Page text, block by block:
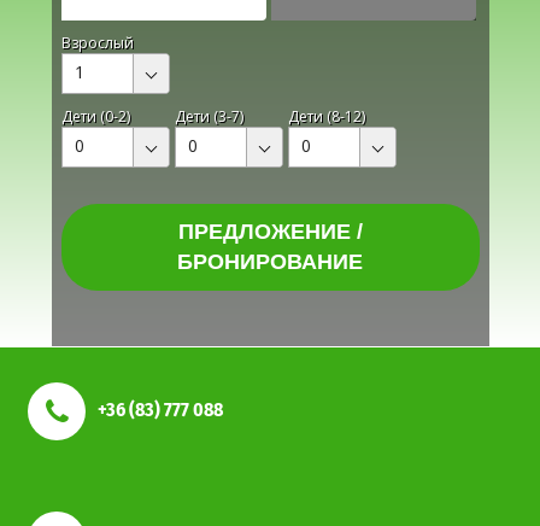
Взрослый
1
Дети (0-2)
0
Дети (3-7)
0
Дети (8-12)
0
ПРЕДЛОЖЕНИЕ /
БРОНИРОВАНИЕ
+36 (83) 777 088